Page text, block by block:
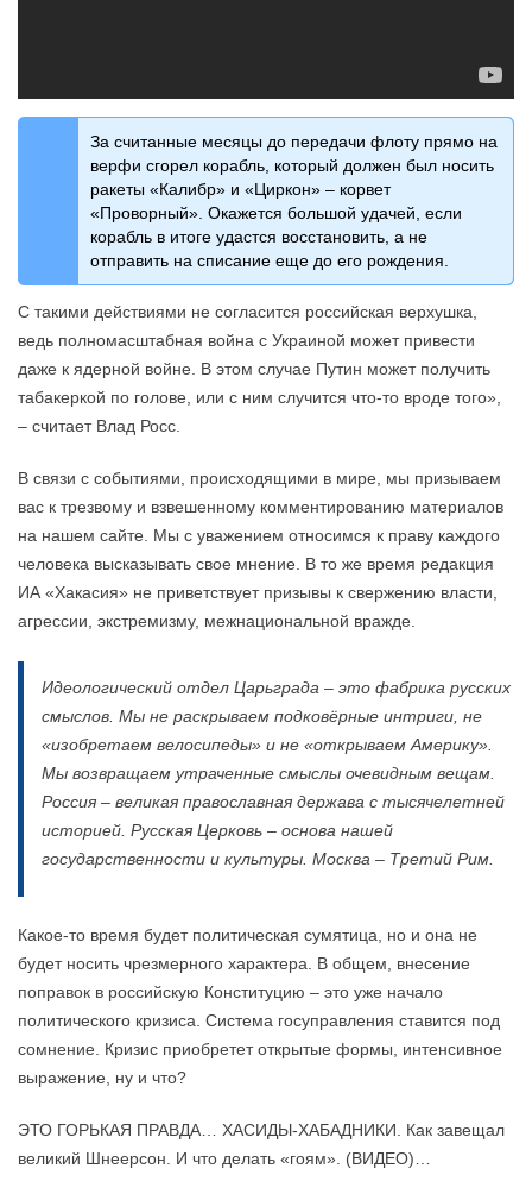
За считанные месяцы до передачи флоту прямо на
верфи сгорел корабль, который должен был носить
ракеты «Калибр» и «Циркон» – корвет
«Проворный». Окажется большой удачей, если
корабль в итоге удастся восстановить, а не
отправить на списание еще до его рождения.
С такими действиями не согласится российская верхушка,
ведь полномасштабная война с Украиной может привести
даже к ядерной войне. В этом случае Путин может получить
табакеркой по голове, или с ним случится что-то вроде того»,
– считает Влад Росс.
В связи с событиями, происходящими в мире, мы призываем
вас к трезвому и взвешенному комментированию материалов
на нашем сайте. Мы с уважением относимся к праву каждого
человека высказывать свое мнение. В то же время редакция
ИА «Хакасия» не приветствует призывы к свержению власти,
агрессии, экстремизму, межнациональной вражде.
Идеологический отдел Царьграда – это фабрика русских
смыслов. Мы не раскрываем подковёрные интриги, не
«изобретаем велосипеды» и не «открываем Америку».
Мы возвращаем утраченные смыслы очевидным вещам.
Россия – великая православная держава с тысячелетней
историей. Русская Церковь – основа нашей
государственности и культуры. Москва – Третий Рим.
Какое-то время будет политическая сумятица, но и она не
будет носить чрезмерного характера. В общем, внесение
поправок в российскую Конституцию – это уже начало
политического кризиса. Система госуправления ставится под
сомнение. Кризис приобретет открытые формы, интенсивное
выражение, ну и что?
ЭТО ГОРЬКАЯ ПРАВДА… ХАСИДЫ-ХАБАДНИКИ. Как завещал
великий Шнеерсон. И что делать «гоям». (ВИДЕО)…